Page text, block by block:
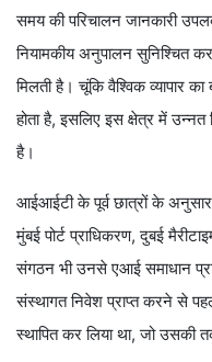
समय की परिचालन जानकारी
नियामकीय अनुपालन सुनिश्चित
मिलती है। चूंकि वैश्विक व्यापार का
होता है, इसलिए इस क्षेत्र में उन्नत
है।
आईआईटी के पूर्व छात्रों के अनुसार
मुंबई पोर्ट प्राधिकरण, दुबई
संगठन भी उनसे एआई समाधान
संस्थागत निवेश प्राप्त करने से
स्थापित कर लिया था, जो उसकी